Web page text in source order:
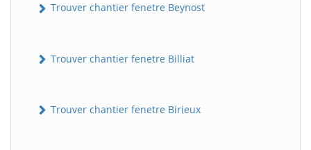
Trouver chantier fenetre Beynost
Trouver chantier fenetre Billiat
Trouver chantier fenetre Birieux